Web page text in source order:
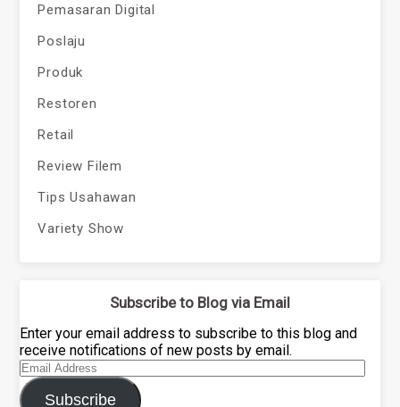
Pemasaran Digital
Poslaju
Produk
Restoren
Retail
Review Filem
Tips Usahawan
Variety Show
Subscribe to Blog via Email
Enter your email address to subscribe to this blog and
receive notifications of new posts by email.
Email
Address
Subscribe